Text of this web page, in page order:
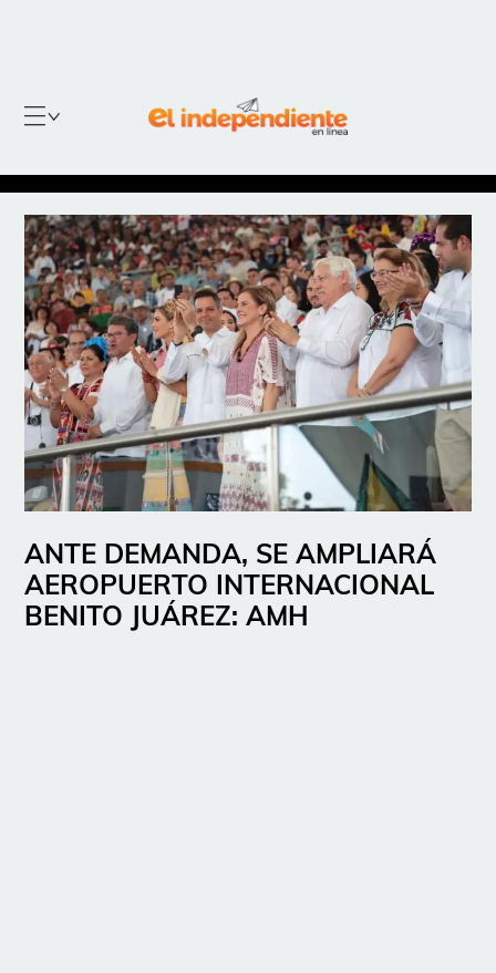
ANTE DEMANDA, SE AMPLIARÁ
AEROPUERTO INTERNACIONAL
BENITO JUÁREZ: AMH